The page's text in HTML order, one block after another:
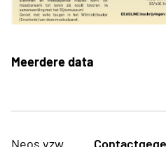
Meerdere data
Neos vzw